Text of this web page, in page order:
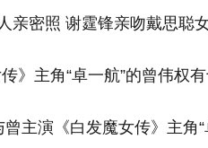
主角“卓一航”的曾伟权
主演《白发魔女传》主角